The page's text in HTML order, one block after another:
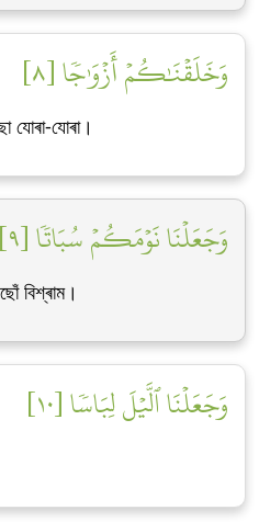
وَخَلَقۡنَٰكُمۡ أَزۡوَٰجٗا [٨]
যোৰা-যোৰা।
وَجَعَلۡنَا نَوۡمَكُمۡ سُبَاتٗا [٩]
বিশ্ৰাম।
وَجَعَلۡنَا ٱلَّيۡلَ لِبَاسٗا [١٠]